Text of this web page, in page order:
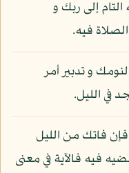
إلى ربك و
فيه.
و تدبير أمر
في الليل.
فإن فاتك من الليل
فيه فالآية في معنى